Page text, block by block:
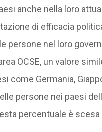
anche nella loro
di efficacia
persone nel loro
OCSE, un valore
come Germania,
persone nei paesi
percentuale è scesa